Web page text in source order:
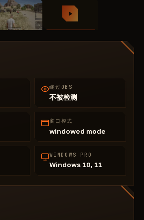
绕过OBS
不被检测
窗口模式
windowed mode
WINDOWS PRO
Windows 10, 11